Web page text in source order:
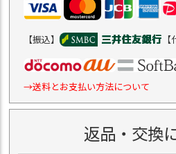
【振込】
→送料とお支払い方法について
返品・交換